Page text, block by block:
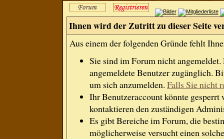
Ihnen wird der Zutritt zu dieser Seite
Aus einem der folgenden Gründe fehlt
Sie sind im Forum nicht
angemeldete Benutzer zugänglich.
um sich anzumelden. Falls Sie nicht
Ihr Benutzeraccount könnte gesperrt
kontaktieren den zuständigen
Es gibt Bereiche im Forum, die
möglicherweise versucht einen